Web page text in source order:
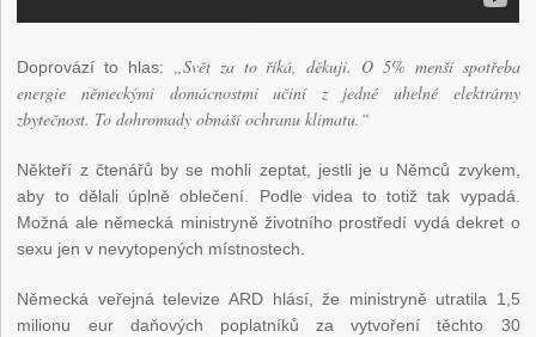
Doprovází to hlas: „Svět za to říká, děkuji. O 5% menší spotřeba
energie německými domácnostmi učiní z jedné uhelné elektrárny
zbytečnost. To dohromady obnáší ochranu klimatu.“
Někteří z čtenářů by se mohli zeptat, jestli je u Němců zvykem,
aby to dělali úplně oblečení. Podle videa to totiž tak vypadá.
Možná ale německá ministryně životního prostředí vydá dekret o
sexu jen v nevytopených místnostech.
Německá veřejná televize ARD hlásí, že ministryně utratila 1,5
milionu eur daňových poplatníků za vytvoření těchto 30